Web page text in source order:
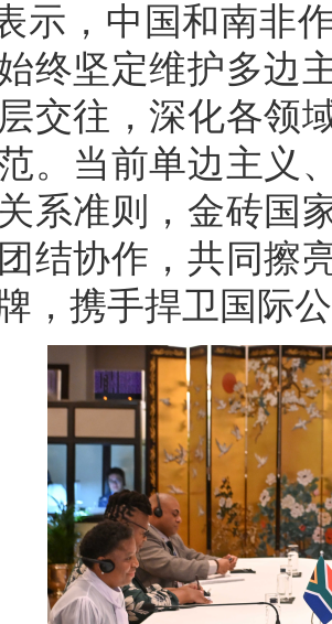
示，中国和南非
终坚定维护多边
交往，深化各领
。当前单边主义
系准则，金砖国
结协作，共同擦
，携手捍卫国际